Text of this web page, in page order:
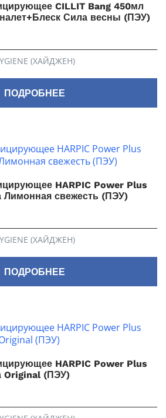
CILLIT Bang 450мл
Сила весны (ПЭУ)
(ХАЙДЖЕН)
ПОДРОБНЕЕ
HARPIC Power Plus
Лимонная свежесть (ПЭУ)
(ХАЙДЖЕН)
ПОДРОБНЕЕ
HARPIC Power Plus
Original (ПЭУ)